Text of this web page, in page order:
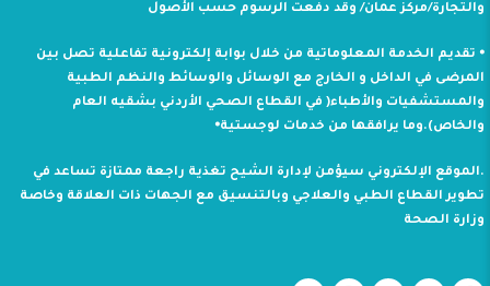
والتجارة/مركز عمان/ وقد دفعت الرسوم حسب الأصول
⦁ تقديم الخدمة المعلوماتية من خلال بوابة إلكترونية تفاعلية تصل بين
المرضى في الداخل و الخارج مع الوسائل والوسائط والنظم الطبية
والمستشفيات والأطباء( في القطاع الصحي الأردني بشقيه العام
والخاص).وما يرافقها من خدمات لوجستية⦁
.الموقع الإلكتروني سيؤمن لإدارة الشيح تغذية راجعة ممتازة تساعد في
تطوير القطاع الطبي والعلاجي وبالتنسيق مع الجهات ذات العلاقة وخاصة
وزارة الصحة